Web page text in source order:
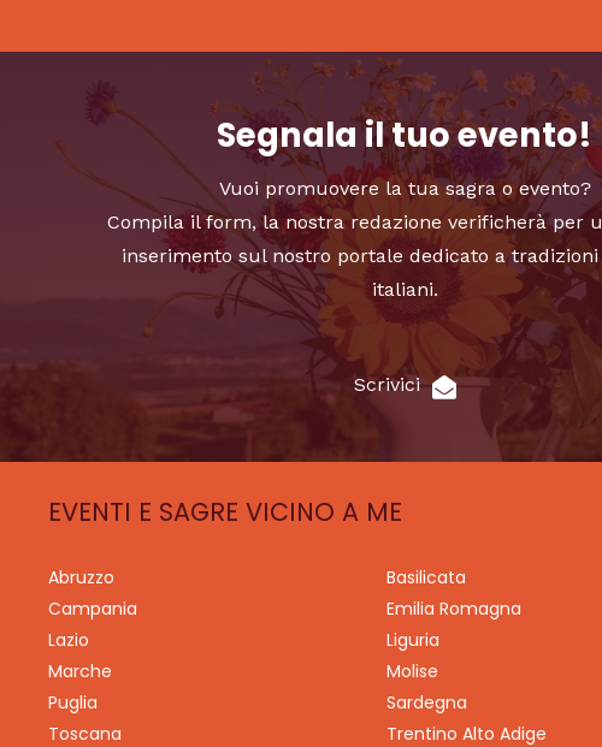
Segnala il tuo evento!
Vuoi promuovere la tua sagra o evento?
Compila il form, la nostra redazione verificherà per
inserimento sul nostro portale dedicato a tradizioni
italiani.
Scrivici
EVENTI E SAGRE VICINO A ME
Abruzzo Basilicata
Campania
Emilia Romagna
Lazio
Liguria
Marche
Molise
Puglia
Sardegna
Toscana
Trentino Alto Adige